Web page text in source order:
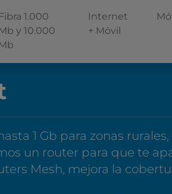
Fibra 1.000
Mb y 10.000
Mb
Internet
+ Móvil
1 Gb para zonas
un router para que te
Mesh, mejora la